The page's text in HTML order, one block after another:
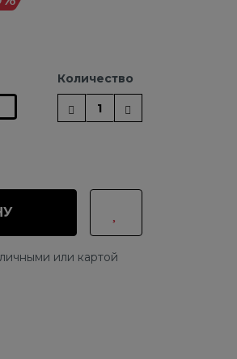
Количество
или картой